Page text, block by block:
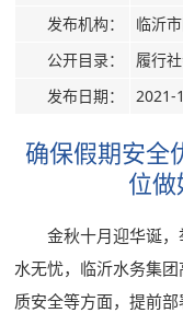
发布机构：
临沂
公开目录：
履行
发布日期：
2021-
确保假期安全
位做
金秋十月迎华诞
水无忧，临沂水务集
质安全等方面，提前